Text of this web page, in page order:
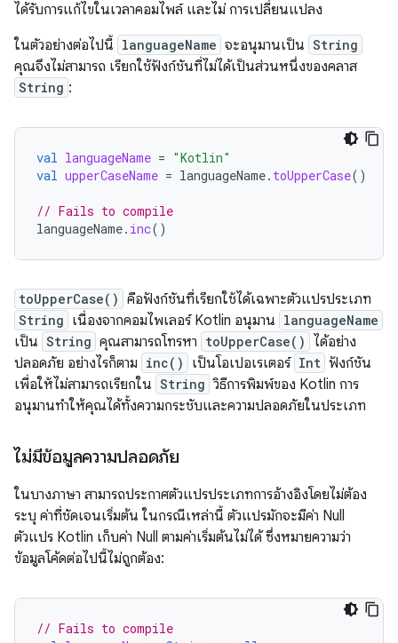
ได้รับการแก้ไขในเวลาคอมไพล์ และไม่ การเปลี่ยนแปลง
ในตัวอย่างต่อไปนี้ languageName จะอนุมานเป็น String
คุณจึงไม่สามารถ เรียกใช้ฟังก์ชันที่ไม่ได้เป็นส่วนหนึ่งของคลาส
String :
val languageName = "Kotlin"
val upperCaseName = languageName. toUpperCase()
// Fails to compile
languageName. inc()
toUpperCase() คือฟังก์ชันที่เรียกใช้ได้เฉพาะตัวแปรประเภท
String เนื่องจากคอมไพเลอร์ Kotlin อนุมาน languageName
เป็น String คุณสามารถโทรหา toUpperCase()
ได้อย่าง
ปลอดภัย อย่างไรก็ตาม inc() เป็นโอเปอเรเตอร์ Int ฟังก์ชัน
เพื่อให้ไม่สามารถเรียกใน String วิธีการพิมพ์ของ Kotlin การ
อนุมานทำให้คุณได้ทั้งความกระชับและความปลอดภัยในประเภท
ไม่มีข้อมูลความปลอดภัย
ในบางภาษา สามารถประกาศตัวแปรประเภทการอ้างอิงโดยไม่ต้อง
ระบุ ค่าที่ชัดเจนเริ่มต้น ในกรณีเหล่านี้ ตัวแปรมักจะมีค่า Null
ตัวแปร Kotlin เก็บค่า Null ตามค่าเริ่มต้นไม่ได้ ซึ่งหมายความว่า
ข้อมูลโค้ดต่อไปนี้ไม่ถูกต้อง:
// Fails to compile